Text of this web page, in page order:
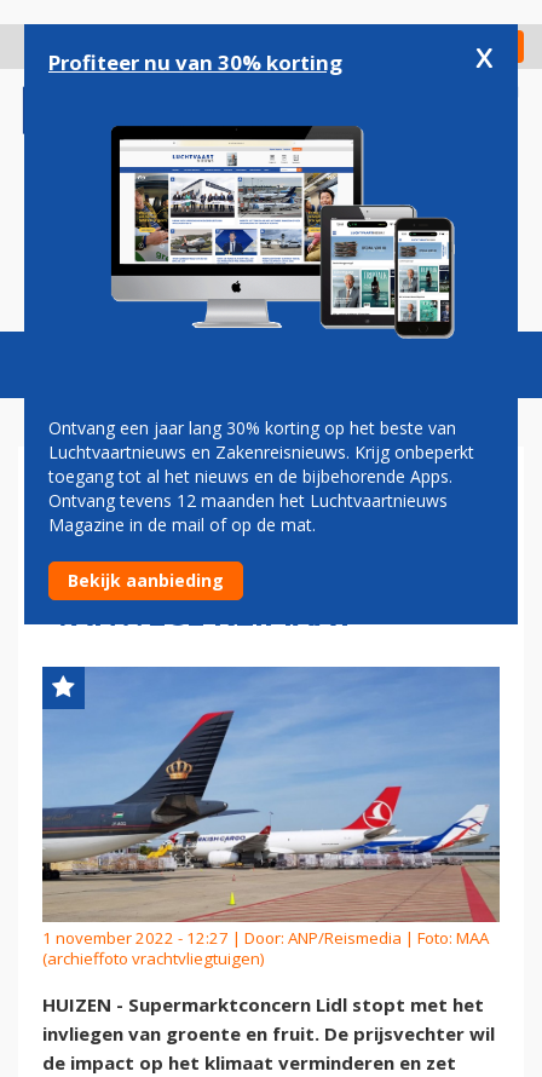
gaan
Check in
Magazine Podcasts Vacatures
LIDL LAAT GROENTE EN
FRUIT NIET MEER PER
VLIEGTUIG VERVOEREN
'VANWEGE KLIMAAT'
1 november 2022 - 12:27 | Door: ANP/Reismedia | Foto: MAA
(archieffoto vrachtvliegtuigen)
HUIZEN - Supermarktconcern Lidl stopt met het
invliegen van groente en fruit. De prijsvechter wil
de impact op het klimaat verminderen en zet
Profiteer nu van 30% korting x
Ontvang een jaar lang 30% korting op het beste van
Luchtvaartnieuws en Zakenreisnieuws. Krijg onbeperkt
toegang tot al het nieuws en de bijbehorende Apps.
Ontvang tevens 12 maanden het Luchtvaartnieuws
Magazine in de mail of op de mat.
Bekijk aanbieding